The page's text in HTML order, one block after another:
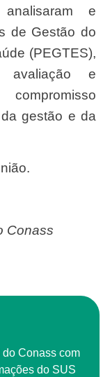
de Gestão do
(PEGTES),
avaliação e
gestão e da
Conass
do SUS